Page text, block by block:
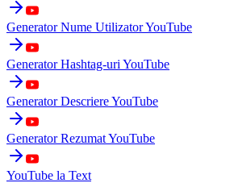
Generator Nume Utilizator YouTube
Generator Hashtag-uri YouTube
Generator Descriere YouTube
Generator Rezumat YouTube
YouTube la Text